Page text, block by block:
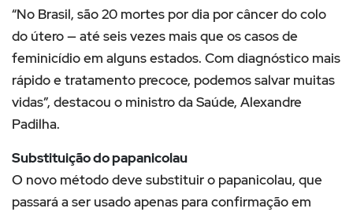
“No Brasil, são 20 mortes por dia por câncer do colo
do útero — até seis vezes mais que os casos de
feminicídio em alguns estados. Com diagnóstico mais
rápido e tratamento precoce, podemos salvar muitas
vidas”, destacou o ministro da Saúde, Alexandre
Padilha.
Substituição do papanicolau
O novo método deve substituir o papanicolau, que
passará a ser usado apenas para confirmação em